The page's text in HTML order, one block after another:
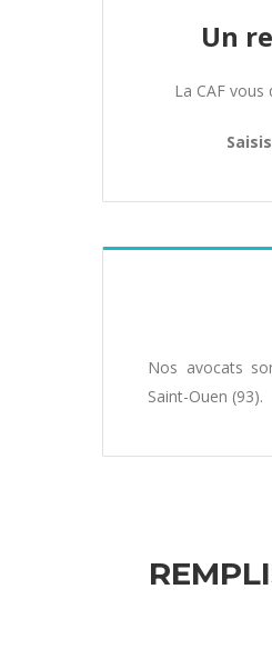
Un
La CAF
Nos avocats
Saint-Ouen (93).